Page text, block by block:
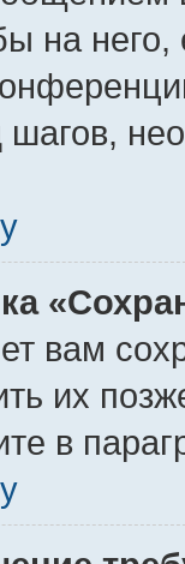
на
шагов,
вам
их
в